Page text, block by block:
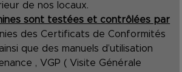
de nos locaux.
sont testées et contrôlées par
des Certificats de Conformités
que des manuels d’utilisation
, VGP ( Visite Générale